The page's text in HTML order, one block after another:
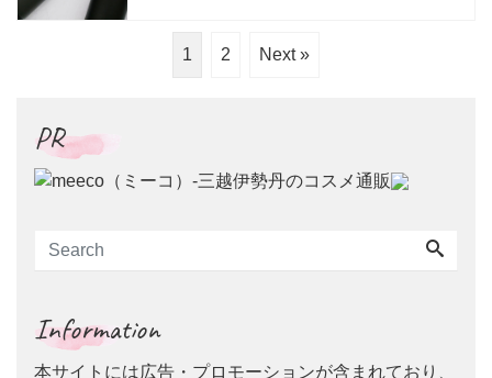
1 2 Next »
PR
Information
本サイトには広告・プロモーションが含まれており、